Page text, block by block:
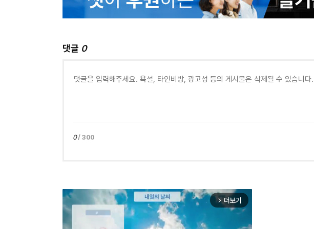
댓글 0
0/ 300
arrow_forward_ios 더보기